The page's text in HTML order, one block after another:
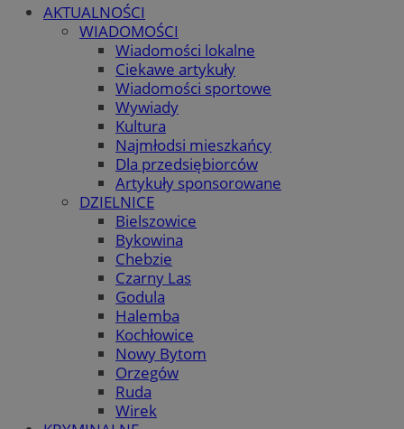
AKTUALNOŚCI
WIADOMOŚCI
Wiadomości lokalne
Ciekawe artykuły
Wiadomości sportowe
Wywiady
Kultura
Najmłodsi mieszkańcy
Dla przedsiębiorców
Artykuły sponsorowane
DZIELNICE
Bielszowice
Bykowina
Chebzie
Czarny Las
Godula
Halemba
Kochłowice
Nowy Bytom
Orzegów
Ruda
Wirek